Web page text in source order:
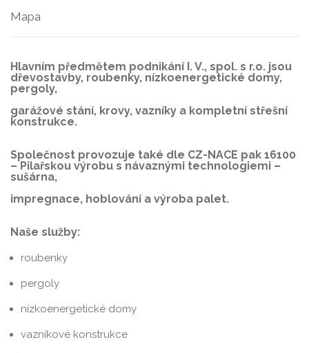
Mapa
Hlavním předmětem podnikání I. V., spol. s r.o. jsou
dřevostavby, roubenky, nízkoenergetické domy,
pergoly,
garážové stání, krovy, vazníky a kompletní střešní
konstrukce.
Společnost provozuje také dle CZ-NACE pak 16100
– Pilařskou výrobu s návaznými technologiemi –
sušárna,
impregnace, hoblování a výroba palet.
Naše služby:
roubenky
pergoly
nízkoenergetické domy
vazníkové konstrukce